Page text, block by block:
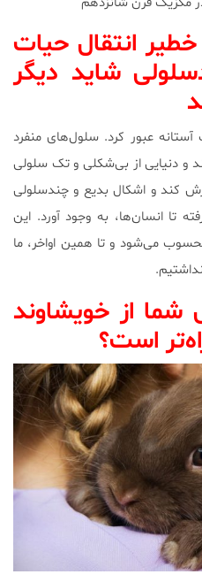
انتقال حیات
شاید دیگر
عبور کرد. سلول‌های منفرد
و دنیایی از بی‌شکلی و تک سلولی
کند و اشکال بدیع و چندسلولی
تا انسان‌ها، به وجود آورد. این
می‌شود و تا همین اواخر، ما
از خویشاوند
است؟